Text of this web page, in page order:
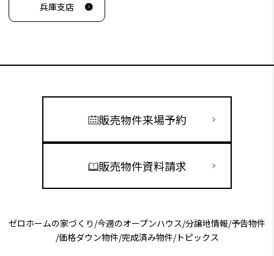
兵庫支店
販売物件来場予約
販売物件資料請求
ゼロホームの家づくり /今週のオープンハウス/分譲地情報/予告物件
/価格ダウン物件/完成済み物件/トピックス